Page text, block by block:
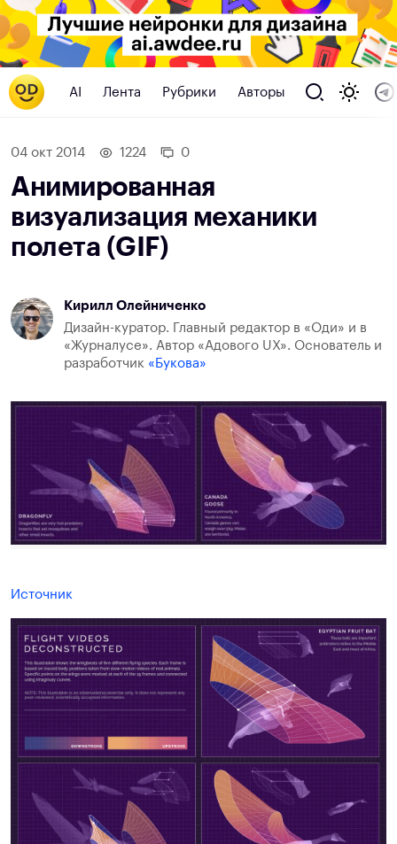
AI Лента Рубрики Авторы
04 окт 2014 1224 0
Анимированная
визуализация механики
полета (GIF)
Кирилл Олейниченко
Дизайн-куратор. Главный редактор в «Оди» и в
«Журналусе». Автор «Адового UX». Основатель и
разработчик «Букова»
Источник